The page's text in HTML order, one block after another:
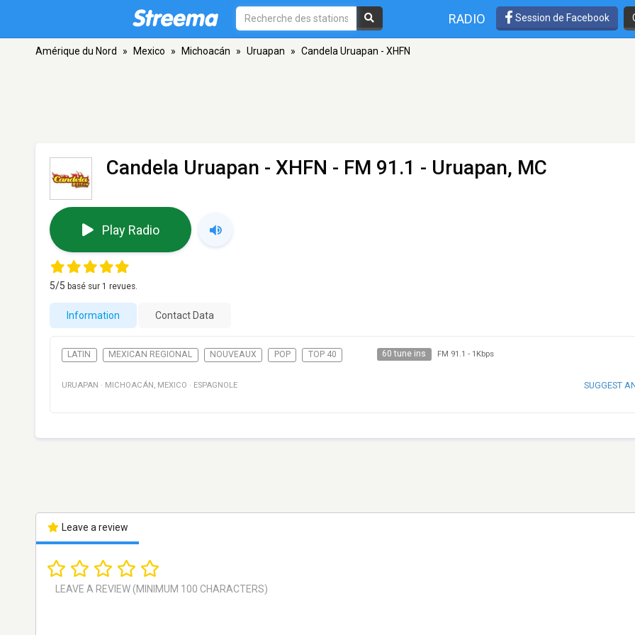
RADIO Session de Facebook
Amérique du Nord » Mexico » Michoacán » Uruapan » Candela Uruapan - XHFN
Candela Uruapan - XHFN - FM 91.1 - Uruapan, MC
Play Radio
5/5 basé sur 1 revues.
Information Contact Data
LATIN MEXICAN REGIONAL NOUVEAUX POP TOP 40 60 tune ins FM 91.1 - 1Kbps
URUAPAN · MICHOACÁN , MEXICO · ESPAGNOLE SUGGEST
Leave a review